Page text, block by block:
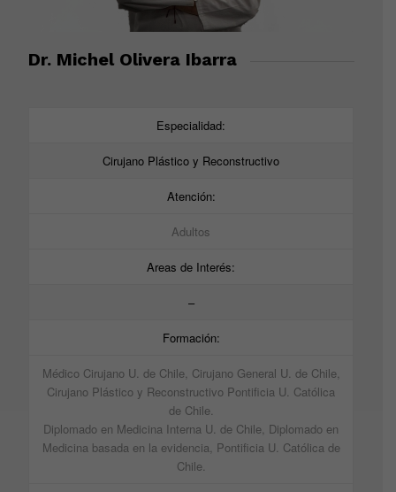
Dr. Michel Olivera Ibarra
Especialidad:
Cirujano Plástico y Reconstructivo
Atención:
Adultos
Areas de Interés:
–
Formación:
Médico Cirujano U. de Chile, Cirujano General U. de Chile,
Cirujano Plástico y Reconstructivo Pontificia U. Católica
de Chile.
Diplomado en Medicina Interna U. de Chile, Diplomado en
Medicina basada en la evidencia, Pontificia U. Católica de
Chile.